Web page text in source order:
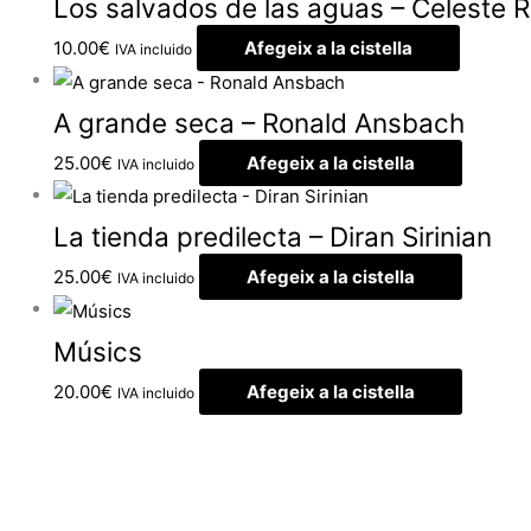
Los salvados de las aguas – Celeste
10.00€ IVA incluido Afegeix a la cistella
A grande seca – Ronald Ansbach
25.00€ IVA incluido Afegeix a la cistella
La tienda predilecta – Diran Sirinian
25.00€ IVA incluido Afegeix a la cistella
Músics
20.00€ IVA incluido Afegeix a la cistella